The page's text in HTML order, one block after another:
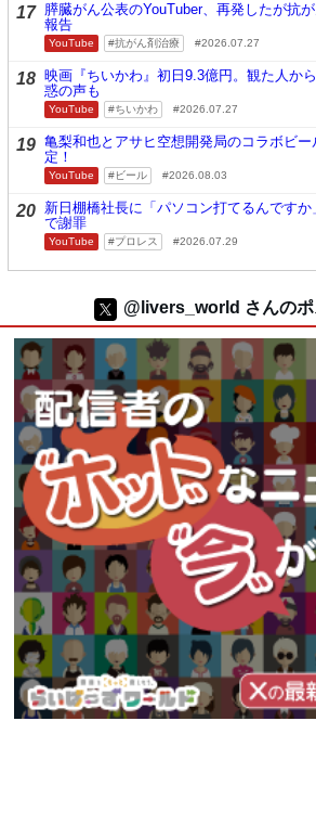
17 膵臓がん公表のYouTuber、再発したが抗
報告
YouTube 抗がん剤治療 2026.07.27
18 映画『ちいかわ』初日9.3億円。観た人か
惑の声も
YouTube ちいかわ 2026.07.27
19 亀梨和也とアサヒ空想開発局のコラボビ
定！
YouTube ビール 2026.08.03
20 新日棚橋社長に「パソコン打てるんです
で謝罪
YouTube プロレス 2026.07.29
@livers_world さんのポ